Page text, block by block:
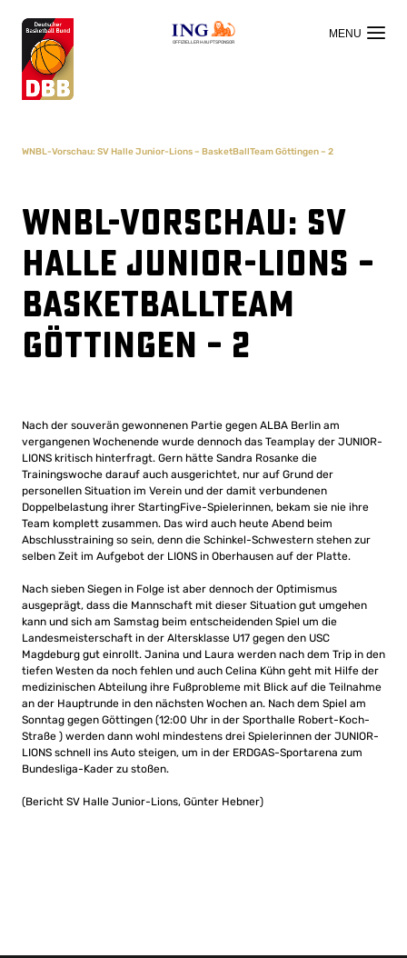
OFFIZIELLER HAUPTSPONSOR
WNBL-Vorschau: SV Halle Junior-Lions – BasketBallTeam Göttingen – 2
WNBL-Vorschau: SV
Halle Junior-Lions –
BasketBallTeam
Göttingen – 2
Nach der souverän gewonnenen Partie gegen ALBA Berlin am
vergangenen Wochenende wurde dennoch das Teamplay der JUNIOR-
LIONS kritisch hinterfragt. Gern hätte Sandra Rosanke die
Trainingswoche darauf auch ausgerichtet, nur auf Grund der
personellen Situation im Verein und der damit verbundenen
Doppelbelastung ihrer StartingFive-Spielerinnen, bekam sie nie ihre
Team komplett zusammen. Das wird auch heute Abend beim
Abschlusstraining so sein, denn die Schinkel-Schwestern stehen zur
selben Zeit im Aufgebot der LIONS in Oberhausen auf der Platte.
Nach sieben Siegen in Folge ist aber dennoch der Optimismus
ausgeprägt, dass die Mannschaft mit dieser Situation gut umgehen
kann und sich am Samstag beim entscheidenden Spiel um die
Landesmeisterschaft in der Altersklasse U17 gegen den USC
Magdeburg gut einrollt. Janina und Laura werden nach dem Trip in den
tiefen Westen da noch fehlen und auch Celina Kühn geht mit Hilfe der
medizinischen Abteilung ihre Fußprobleme mit Blick auf die Teilnahme
an der Hauptrunde in den nächsten Wochen an. Nach dem Spiel am
Sonntag gegen Göttingen (12:00 Uhr in der Sporthalle Robert-Koch-
Straße ) werden dann wohl mindestens drei Spielerinnen der JUNIOR-
LIONS schnell ins Auto steigen, um in der ERDGAS-Sportarena zum
Bundesliga-Kader zu stoßen.
(Bericht SV Halle Junior-Lions, Günter Hebner)